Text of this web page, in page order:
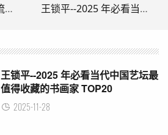
模特白飞婷；时尚潮流形象，网拍签约新突破 王锁平--2025 年必看当代中国艺坛最值得收藏的书画家 TOP20
王锁平--2025 年必看当代中国艺坛最
值得收藏的书画家 TOP20
2025-11-28